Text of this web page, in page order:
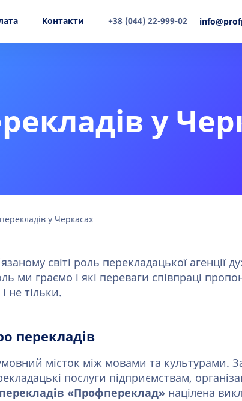
Контакти +38 (044) 22-999-02
у
у Черкасах
світі роль перекладацької агенції
ми граємо і які переваги співпраці
не тільки.
перекладів
місток між мовами та культурами.
послуги підприємствам,
«Профпереклад» націлена